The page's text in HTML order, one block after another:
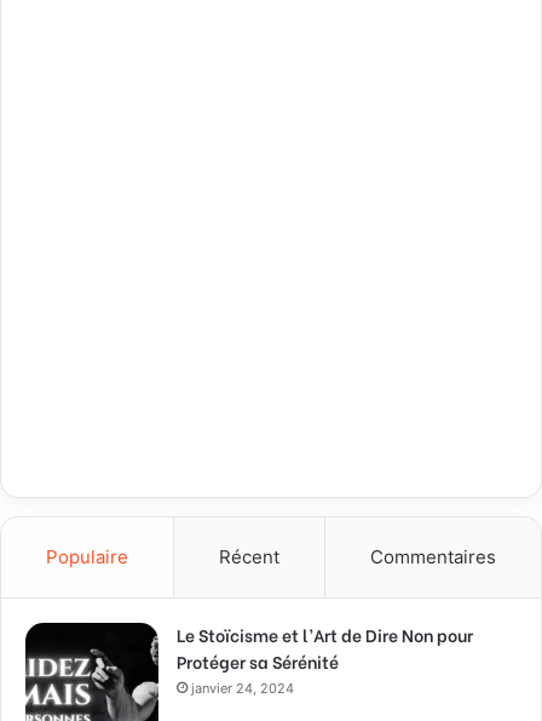
Populaire Récent Commentaires
Le Stoïcisme et l’Art de Dire Non pour
Protéger sa Sérénité
janvier 24, 2024